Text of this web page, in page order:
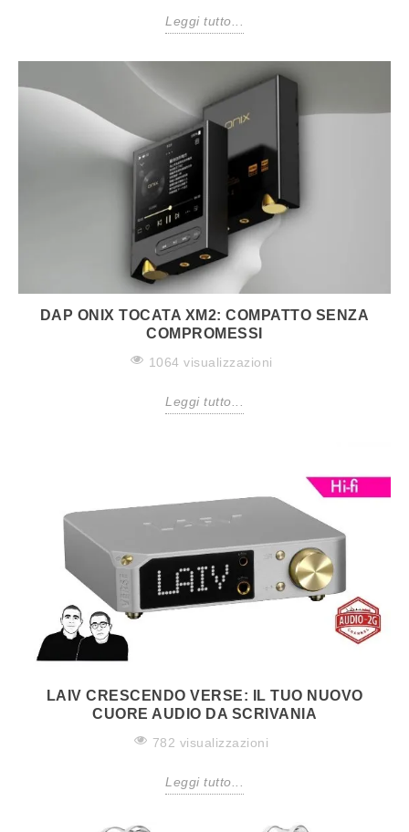
Leggi tutto...
DAP ONIX TOCATA XM2: COMPATTO SENZA
COMPROMESSI
1064 visualizzazioni
Leggi tutto...
LAIV CRESCENDO VERSE: IL TUO NUOVO
CUORE AUDIO DA SCRIVANIA
782 visualizzazioni
Leggi tutto...